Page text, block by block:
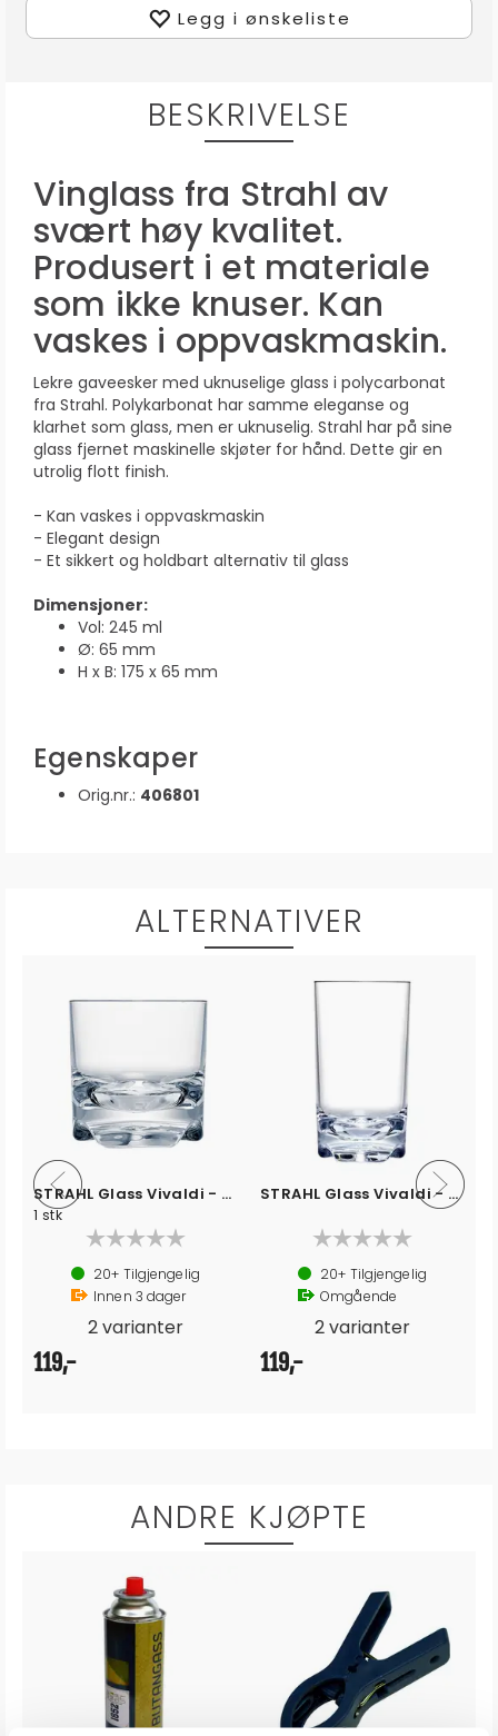
Legg i ønskeliste
BESKRIVELSE
Vinglass fra Strahl av
svært høy kvalitet.
Produsert i et materiale
som ikke knuser. Kan
vaskes i oppvaskmaskin.
Lekre gaveesker med uknuselige glass i polycarbonat
fra Strahl. Polykarbonat har samme eleganse og
klarhet som glass, men er uknuselig. Strahl har på sine
glass fjernet maskinelle skjøter for hånd. Dette gir en
utrolig flott finish.
- Kan vaskes i oppvaskmaskin
- Elegant design
- Et sikkert og holdbart alternativ til glass
Dimensjoner:
Vol: 245 ml
Ø: 65 mm
H x B: 175 x 65 mm
Egenskaper
Orig.nr.: 406801
ALTERNATIVER
STRAHL Glass Vivaldi - 296ml STRAHL Glass Vivaldi - 414ml
20+
Omgående
2 varianter
STRAHL Mugge -
20+
ANDRE KJØPTE